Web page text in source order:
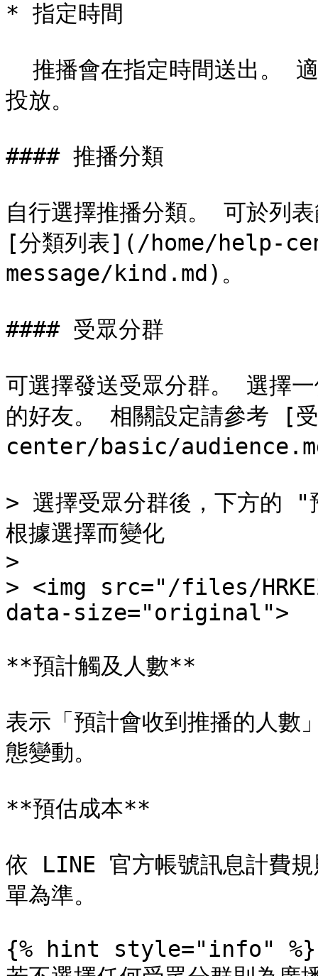
* 指定時間
投放。
#### 推播分類
自行選擇推播分類。 可於列
[分類列表](/home/help-
message/kind.md)。
#### 受眾分群
可選擇發送受眾分群。 選擇
的好友。 相關設定請參考
center/basic/
> 選擇受眾分群後，下方的
根據選擇而變化
>
> <img src="/files/
data-size="original">
**預計觸及人數**
表示「預計會收到推播的人數
態變動。
**預估成本**
依 LINE 官方帳號訊息計費
單為準。
{% hint style="info" %}